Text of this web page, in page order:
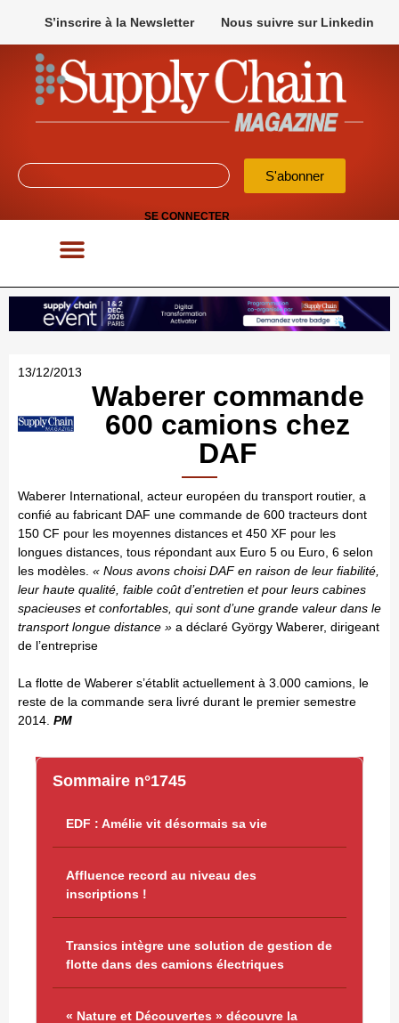
S’inscrire à la Newsletter Nous suivre sur Linkedin
S'abonner
SE CONNECTER
Waberer commande
600 camions chez
DAF
Sommaire n°1745
EDF : Amélie vit désormais sa vie
Affluence record au niveau des
inscriptions !
Transics intègre une solution de gestion de
flotte dans des camions électriques
« Nature et Découvertes » découvre la
Waberer International, acteur européen du transport routier, a
confié au fabricant DAF une commande de 600 tracteurs dont
150 CF pour les moyennes distances et 450 XF pour les
longues distances, tous répondant aux Euro 5 ou Euro, 6 selon
les modèles. « Nous avons choisi DAF en raison de leur fiabilité,
leur haute qualité, faible coût d’entretien et pour leurs cabines
spacieuses et confortables, qui sont d’une grande valeur dans le
transport longue distance » a déclaré György Waberer, dirigeant
de l’entreprise
La flotte de Waberer s’établit actuellement à 3.000 camions, le
reste de la commande sera livré durant le premier semestre
2014. PM
13/12/2013